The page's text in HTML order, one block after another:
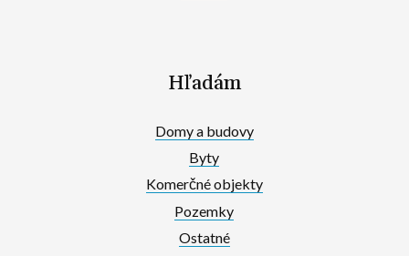
Hľadám
Domy a budovy
Byty
Komerčné objekty
Pozemky
Ostatné